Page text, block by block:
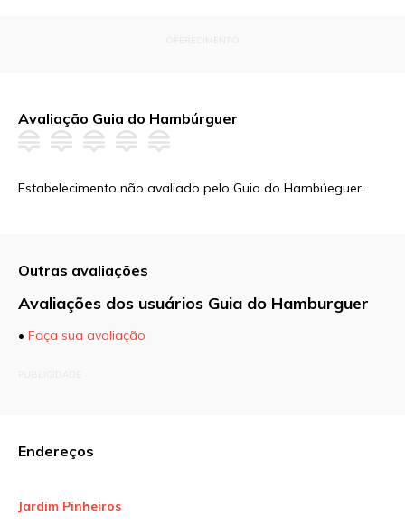
Avaliação Guia do Hambúrguer
Estabelecimento não avaliado pelo Guia do Hambúeguer.
Outras avaliações
Avaliações dos usuários Guia do Hamburguer
• Faça sua avaliação
Endereços
Jardim Pinheiros